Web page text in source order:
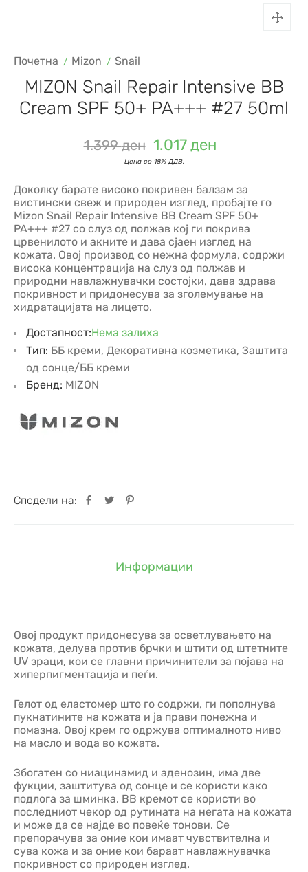
Почетна Mizon Snail
MIZON Snail Repair Intensive BB
Cream SPF 50+ PA+++ #27 50ml
1.399ден 1.017ден
Доколку барате високо покривен балзам за
вистински свеж и природен изглед, пробајте го
Mizon Snail Repair Intensive BB Cream SPF 50+
PA+++ #27 со слуз од полжав кој ги покрива
црвенилото и акните и дава сјаен изглед на
кожата. Овој производ со нежна формула, содржи
висока концентрација на слуз од полжав и
природни навлажнувачки состојки, дава здрава
покривност и придонесува за зголемување на
хидратацијата на лицето.
Достапност:Нема залиха
Сподели на:
Тип: ББ креми, Декоративна козметика, Заштита
од сонце/ББ креми
Бренд: MIZON
Информации
Овој продукт придонесува за осветлувањето на
кожата, делува против брчки и штити од штетните
UV зраци, кои се главни причинители за појава на
хиперпигментација и пеѓи.
Гелот од еластомер што го содржи, ги пополнува
пукнатините на кожата и ја прави понежна и
помазна. Овој крем го одржува оптималното ниво
на масло и вода во кожата.
Збогатен со ниацинамид и аденозин, има две
фукции, заштитува од сонце и се користи како
подлога за шминка. BB кремот се користи во
последниот чекор од рутината на негата на кожата
и може да се најде во повеќе тонови. Се
препорачува за оние кои имаат чувствителна и
сува кожа и за оние кои бараат навлажнувачка
покривност со природен изглед.